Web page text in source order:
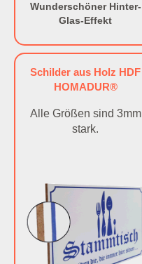
Wunderschöner Hinter-
Glas-Effekt
Schilder aus Holz HDF
HOMADUR®
Alle Größen sind 3mm
stark.